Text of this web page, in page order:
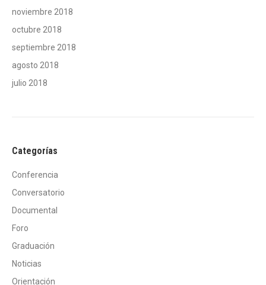
noviembre 2018
octubre 2018
septiembre 2018
agosto 2018
julio 2018
Categorías
Conferencia
Conversatorio
Documental
Foro
Graduación
Noticias
Orientación